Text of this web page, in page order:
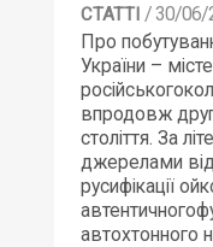
СТАТТІ / 30/06/
Про
України –
впродовж
століття. За
джерелами
русифікації
автохтонного